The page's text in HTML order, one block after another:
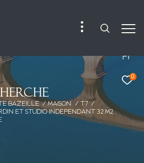
Fr
0
herche
BAZEILLE MAISON
T7
ET STUDIO INDEPENDANT 32 M2